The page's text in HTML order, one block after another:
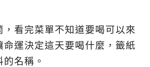
，看完菜單不知道要喝可以來
命運決定這天要喝什麼，籤紙
的名稱。